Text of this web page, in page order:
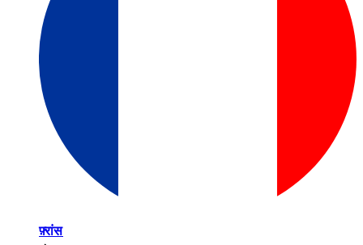
फ़्रांस​​